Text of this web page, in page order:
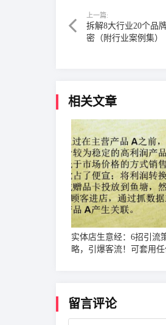
上一篇:
拆解8大行业20个品
密（附行业案例集）
相关文章
实体店生意经：6招引流
略，引爆客流！可套用
留言评论